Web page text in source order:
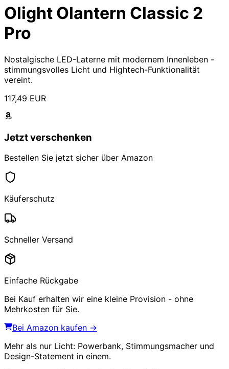
Olight Olantern Classic 2
Pro
Nostalgische LED-Laterne mit modernem Innenleben -
stimmungsvolles Licht und Hightech-Funktionalität
vereint.
117,49 EUR
Jetzt verschenken
Bestellen Sie jetzt sicher über Amazon
Käuferschutz
Schneller Versand
Einfache Rückgabe
Bei Kauf erhalten wir eine kleine Provision - ohne
Mehrkosten für Sie.
Bei Amazon kaufen →
Mehr als nur Licht: Powerbank, Stimmungsmacher und
Design-Statement in einem.